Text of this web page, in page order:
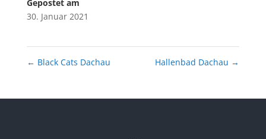
Gepostet am
30. Januar 2021
← Black Cats Dachau Hallenbad Dachau →